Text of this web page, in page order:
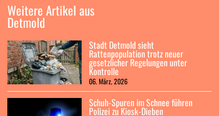
Weitere Artikel aus
Detmold
Stadt Detmold sieht
Rattenpopulation trotz neuer
gesetzlicher Regelungen unter
Kontrolle
06. März, 2026
Schuh-Spuren im Schnee führen
Polizei zu Kiosk-Dieben